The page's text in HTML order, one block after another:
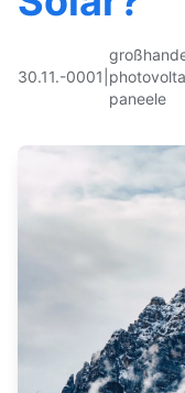
30.11.-0001
paneele